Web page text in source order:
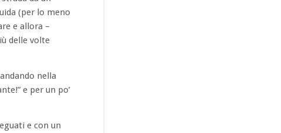
(per lo meno
e allora –
delle volte
nella
e per un po’
e con un